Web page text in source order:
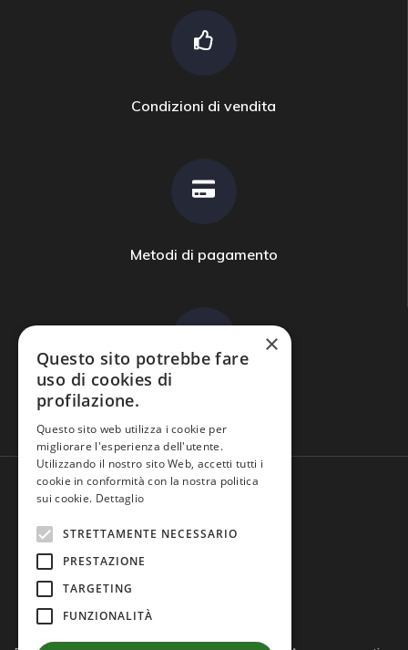
Condizioni di vendita
Metodi di pagamento
Domande frequenti
×
Questo sito potrebbe fare
uso di cookies di
profilazione.
Questo sito web utilizza i cookie per
migliorare l'esperienza dell'utente.
Utilizzando il nostro sito Web, accetti tutti i
cookie in conformità con la nostra politica
sui cookie. Dettaglio
STRETTAMENTE NECESSARIO
PRESTAZIONE
TARGETING
FUNZIONALITÀ